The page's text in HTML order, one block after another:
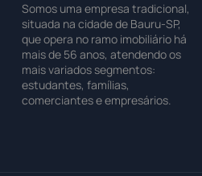
Somos uma empresa tradicional,
situada na cidade de Bauru-SP,
que opera no ramo imobiliário há
mais de 56 anos, atendendo os
mais variados segmentos:
estudantes, famílias,
comerciantes e empresários.